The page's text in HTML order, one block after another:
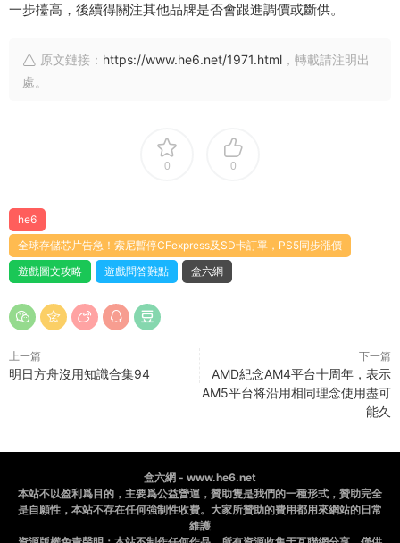
一步擡高，後續得關注其他品牌是否會跟進調價或斷供。
原文鏈接： https://www.he6.net/1971.html ，轉載請注明出
處。
0 0
he6
全球存儲芯片告急！索尼暫停CFexpress及SD卡訂單，PS5同步漲價
遊戲圖文攻略
遊戲問答難點 盒六網
上一篇
明日方舟沒用知識合集94
下一篇
AMD紀念AM4平台十周年，表示
AM5平台将沿用相同理念使用盡可
能久
盒六網 - www.he6.net
本站不以盈利爲目的，主要爲公益營運，贊助隻是我們的一種形式，贊助完全
是自願性，本站不存在任何強制性收費。大家所贊助的費用都用來網站的日常
維護